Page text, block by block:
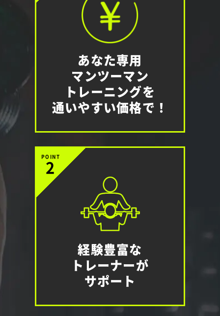
あなた専用
マンツーマン
トレーニングを
通いやすい価格で！
POINT
2
経験豊富な
トレーナーが
サポート